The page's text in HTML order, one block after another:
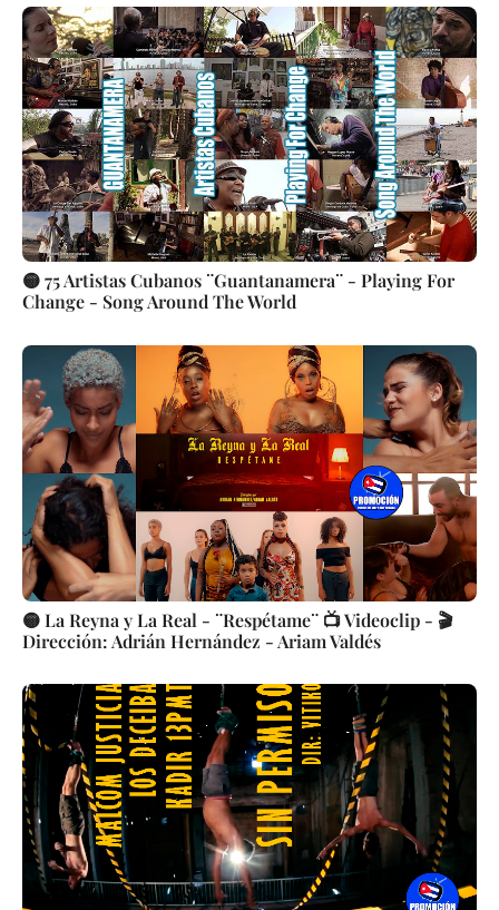
🟡 75 Artistas Cubanos ¨Guantanamera¨ - Playing For
Change - Song Around The World
🟡 La Reyna y La Real - ¨Respétame¨ 📺 Videoclip - 🎬
Dirección: Adrián Hernández - Ariam Valdés